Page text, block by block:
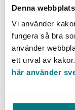
Denna
Vi använder
fungera så bra
använder
ett urval av
här använder
LÄS MER